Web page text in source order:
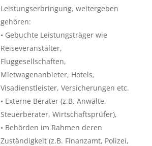
Leistungserbringung, weitergeben
gehören:
• Gebuchte Leistungsträger wie
Reiseveranstalter,
Fluggesellschaften,
Mietwagenanbieter, Hotels,
Visadienstleister, Versicherungen etc.
• Externe Berater (z.B. Anwälte,
Steuerberater, Wirtschaftsprüfer),
• Behörden im Rahmen deren
Zuständigkeit (z.B. Finanzamt, Polizei,